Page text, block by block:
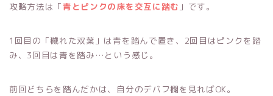
攻略方法は「青とピンクの床を交互に踏む 」です。
1回目の「穢れた双葉」は青を踏んで置き、2回目はピンクを踏
み、3回目は青を踏み…という感じ。
前回どちらを踏んだかは、自分のデバフ欄を見ればOK。